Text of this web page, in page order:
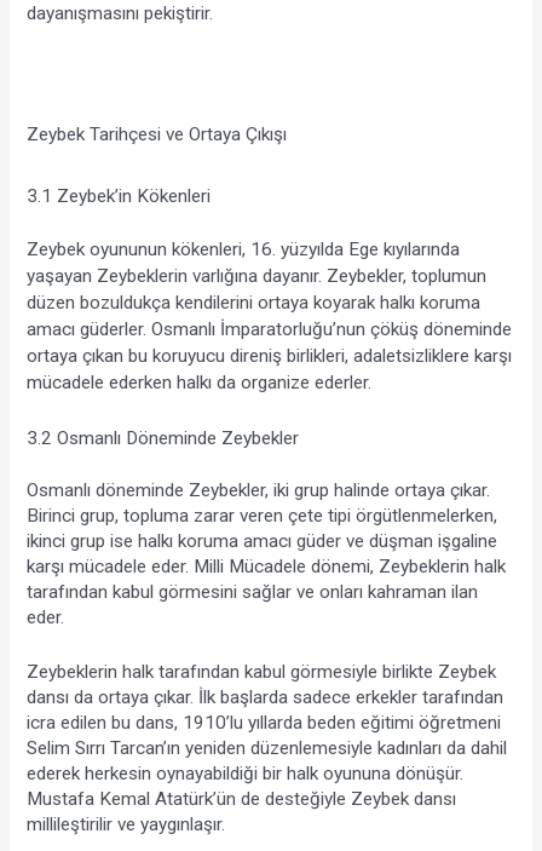
dayanışmasını pekiştirir.
Zeybek Tarihçesi ve Ortaya Çıkışı
3.1 Zeybek’in Kökenleri
Zeybek oyununun kökenleri, 16. yüzyılda Ege kıyılarında
yaşayan Zeybeklerin varlığına dayanır. Zeybekler, toplumun
düzen bozuldukça kendilerini ortaya koyarak halkı koruma
amacı güderler. Osmanlı İmparatorluğu’nun çöküş döneminde
ortaya çıkan bu koruyucu direniş birlikleri, adaletsizliklere karşı
mücadele ederken halkı da organize ederler.
3.2 Osmanlı Döneminde Zeybekler
Osmanlı döneminde Zeybekler, iki grup halinde ortaya çıkar.
Birinci grup, topluma zarar veren çete tipi örgütlenmelerken,
ikinci grup ise halkı koruma amacı güder ve düşman işgaline
karşı mücadele eder. Milli Mücadele dönemi, Zeybeklerin halk
tarafından kabul görmesini sağlar ve onları kahraman ilan
eder.
Zeybeklerin halk tarafından kabul görmesiyle birlikte Zeybek
dansı da ortaya çıkar. İlk başlarda sadece erkekler tarafından
icra edilen bu dans, 1910’lu yıllarda beden eğitimi öğretmeni
Selim Sırrı Tarcan’ın yeniden düzenlemesiyle kadınları da dahil
ederek herkesin oynayabildiği bir halk oyununa dönüşür.
Mustafa Kemal Atatürk’ün de desteğiyle Zeybek dansı
millileştirilir ve yaygınlaşır.